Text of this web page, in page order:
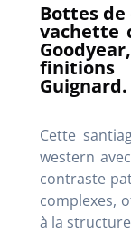
Bottes
vachette
Guignard.
Cette
western
contraste
complexes,
à la